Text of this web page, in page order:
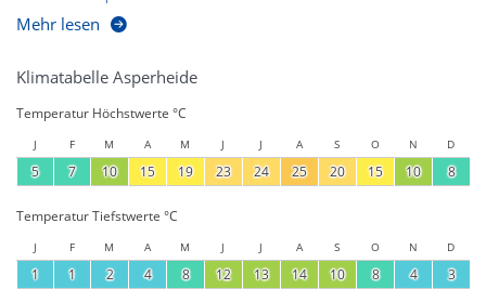
Mehr lesen
Klimatabelle Asperheide
Temperatur Höchstwerte °C
J F M A M J J A S O N D
5 7 10 15 19 23 24 25 20 15 10 8
Temperatur Tiefstwerte °C
J F M A M J J A S O N D
1 1 2 4 8 12 13 14 10 8 4 3